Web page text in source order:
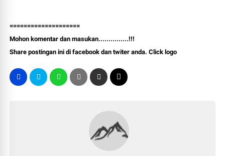
====================
Mohon komentar dan masukan...............!!!
Share postingan ini di facebook dan twiter anda. Click logo